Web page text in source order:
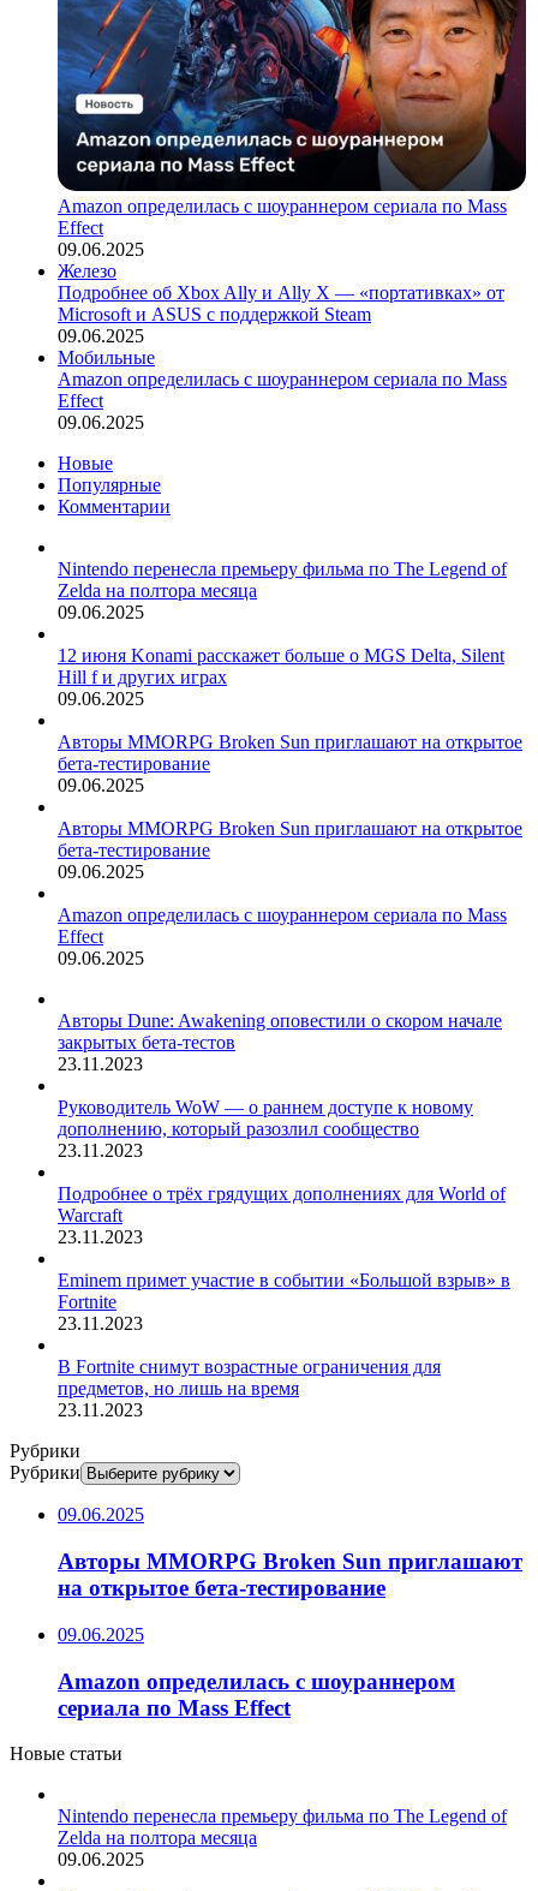
Amazon определилась с шоураннером сериала по Mass
Effect
09.06.2025
Железо
Подробнее об Xbox Ally и Ally X — «портативках» от
Microsoft и ASUS с поддержкой Steam
09.06.2025
Мобильные
Amazon определилась с шоураннером сериала по Mass
Effect
09.06.2025
Новые
Популярные
Комментарии
Nintendo перенесла премьеру фильма по The Legend of
Zelda на полтора месяца
09.06.2025
12 июня Konami расскажет больше о MGS Delta, Silent
Hill f и других играх
09.06.2025
Авторы MMORPG Broken Sun приглашают на открытое
бета-тестирование
09.06.2025
Авторы MMORPG Broken Sun приглашают на открытое
бета-тестирование
09.06.2025
Amazon определилась с шоураннером сериала по Mass
Effect
09.06.2025
Авторы Dune: Awakening оповестили о скором начале
закрытых бета-тестов
23.11.2023
Руководитель WoW — о раннем доступе к новому
дополнению, который разозлил сообщество
23.11.2023
Подробнее о трёх грядущих дополнениях для World of
Warcraft
23.11.2023
Eminem примет участие в событии «Большой взрыв» в
Fortnite
23.11.2023
В Fortnite снимут возрастные ограничения для
предметов, но лишь на время
23.11.2023
Рубрики
Рубрики
09.06.2025
Авторы MMORPG Broken Sun приглашают
на открытое бета-тестирование
09.06.2025
Amazon определилась с шоураннером
сериала по Mass Effect
Новые статьи
Nintendo перенесла премьеру фильма по The Legend of
Zelda на полтора месяца
09.06.2025